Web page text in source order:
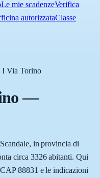
Le mie scadenzeVerifica
autorizzataClasse
I Via Torino
—
in provincia di
circa 3326 abitanti. Qui
88831 e le indicazioni